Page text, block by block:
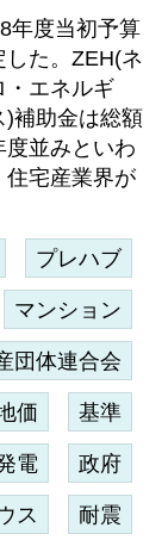
年度当初予算
した。ZEH(ネ
・エネルギ
)補助金は総額
度並みといわ
住宅産業界が
プレハブ
マンション
団体連合会
価 基準
電 政府
ス 耐震